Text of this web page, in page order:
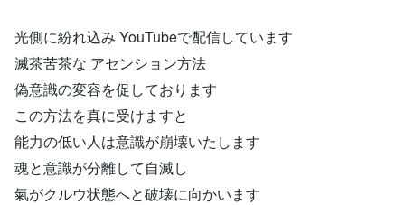
光側に紛れ込み YouTubeで配信しています
滅茶苦茶な アセンション方法
偽意識の変容を促しております
この方法を真に受けますと
能力の低い人は意識が崩壊いたします
魂と意識が分離して自滅し
氣がクルウ状態へと破壊に向かいます